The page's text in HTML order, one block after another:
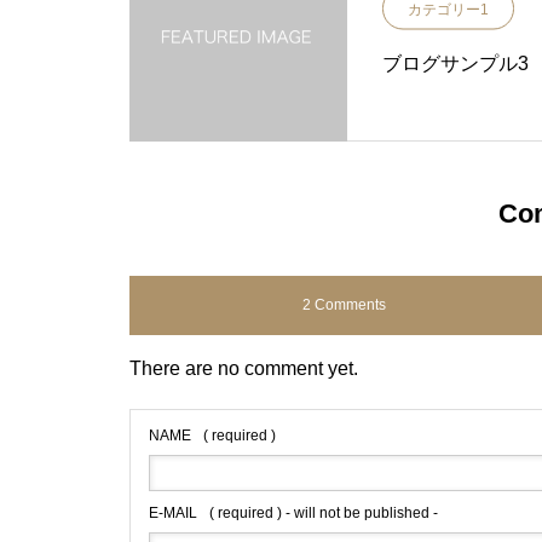
カテゴリー1
ブログサンプル3
2 Comments
There are no comment yet.
NAME ( required )
E-MAIL ( required ) - will not be published -